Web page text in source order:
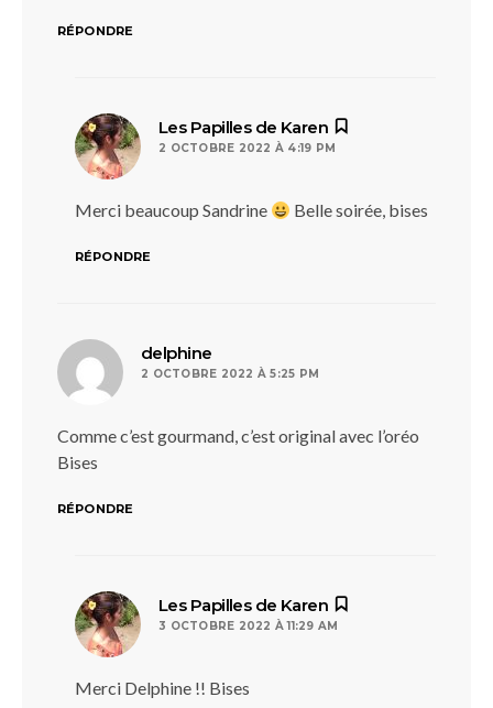
RÉPONDRE
Les Papilles de Karen
2 OCTOBRE 2022 À 4:19 PM
Merci beaucoup Sandrine Belle soirée, bises
RÉPONDRE
delphine
2 OCTOBRE 2022 À 5:25 PM
Comme c’est gourmand, c’est original avec l’oréo
Bises
RÉPONDRE
Les Papilles de Karen
3 OCTOBRE 2022 À 11:29 AM
Merci Delphine !! Bises